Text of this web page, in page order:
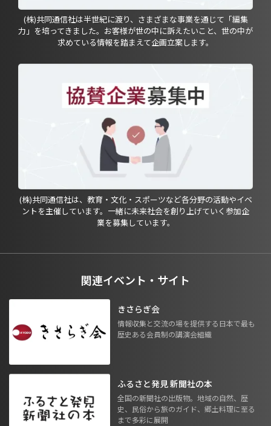
(株)共同通信社は半世紀に渡り、さまざまな事業を通じて「編集
力」を培ってきました。お客様が世の中に訴えたいこと、世の中が
求めている情報を踏まえて企画立案します。
(株)共同通信社は、教育・文化・スポーツなど各分野の活動やイベ
ントを主催しています。一緒に未来社会を創り上げていく参加企
業を募集しています。
関連イベント・サイト
きさらぎ会
情報収集と交流の場を提供する日本で最も
歴史ある会員制の講演会組織
ふるさと発見 新聞社の本
全国の新聞社の出版物。地域の自然、歴
史、民俗から旅のガイド、郷土料理に至る
まで多彩に展開